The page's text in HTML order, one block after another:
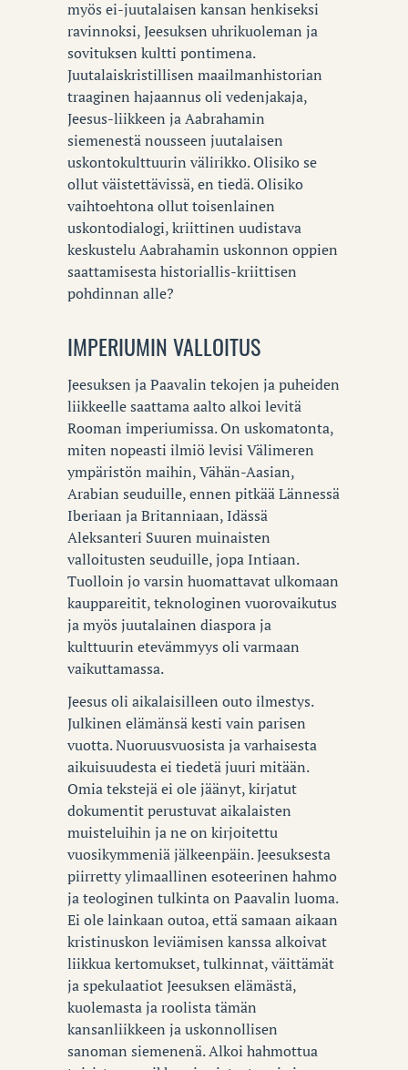
myös ei-juutalaisen kansan henkiseksi
ravinnoksi, Jeesuksen uhrikuoleman ja
sovituksen kultti pontimena.
Juutalaiskristillisen maailmanhistorian
traaginen hajaannus oli vedenjakaja,
Jeesus-liikkeen ja Aabrahamin
siemenestä nousseen juutalaisen
uskontokulttuurin välirikko. Olisiko se
ollut väistettävissä, en tiedä. Olisiko
vaihtoehtona ollut toisenlainen
uskontodialogi, kriittinen uudistava
keskustelu Aabrahamin uskonnon oppien
saattamisesta historiallis-kriittisen
pohdinnan alle?
IMPERIUMIN VALLOITUS
Jeesuksen ja Paavalin tekojen ja puheiden
liikkeelle saattama aalto alkoi levitä
Rooman imperiumissa. On uskomatonta,
miten nopeasti ilmiö levisi Välimeren
ympäristön maihin, Vähän-Aasian,
Arabian seuduille, ennen pitkää Lännessä
Iberiaan ja Britanniaan, Idässä
Aleksanteri Suuren muinaisten
valloitusten seuduille, jopa Intiaan.
Tuolloin jo varsin huomattavat ulkomaan
kauppareitit, teknologinen vuorovaikutus
ja myös juutalainen diaspora ja
kulttuurin etevämmyys oli varmaan
vaikuttamassa.
Jeesus oli aikalaisilleen outo ilmestys.
Julkinen elämänsä kesti vain parisen
vuotta. Nuoruusvuosista ja varhaisesta
aikuisuudesta ei tiedetä juuri mitään.
Omia tekstejä ei ole jäänyt, kirjatut
dokumentit perustuvat aikalaisten
muisteluihin ja ne on kirjoitettu
vuosikymmeniä jälkeenpäin. Jeesuksesta
piirretty ylimaallinen esoteerinen hahmo
ja teologinen tulkinta on Paavalin luoma.
Ei ole lainkaan outoa, että samaan aikaan
kristinuskon leviämisen kanssa alkoivat
liikkua kertomukset, tulkinnat, väittämät
ja spekulaatiot Jeesuksen elämästä,
kuolemasta ja roolista tämän
kansanliikkeen ja uskonnollisen
sanoman siemenenä. Alkoi hahmottua